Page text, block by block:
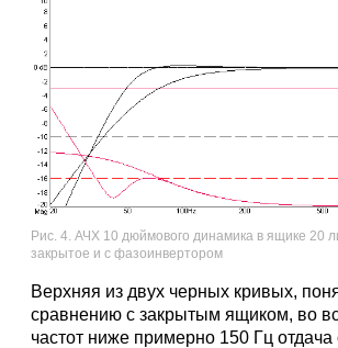
Рис. 4. АЧХ 10 дюймового динамика в ящике 20
закрытое и с фазоинвертором
Верхняя из двух черных кривых,
сравнению с закрытым ящиком, во
частот ниже примерно 150 Гц